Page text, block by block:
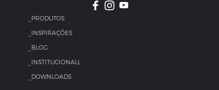
_PRODUTOS
_INSPIRAÇÕES
_BLOG
_INSTITUCIONALL
_DOWNLOADS